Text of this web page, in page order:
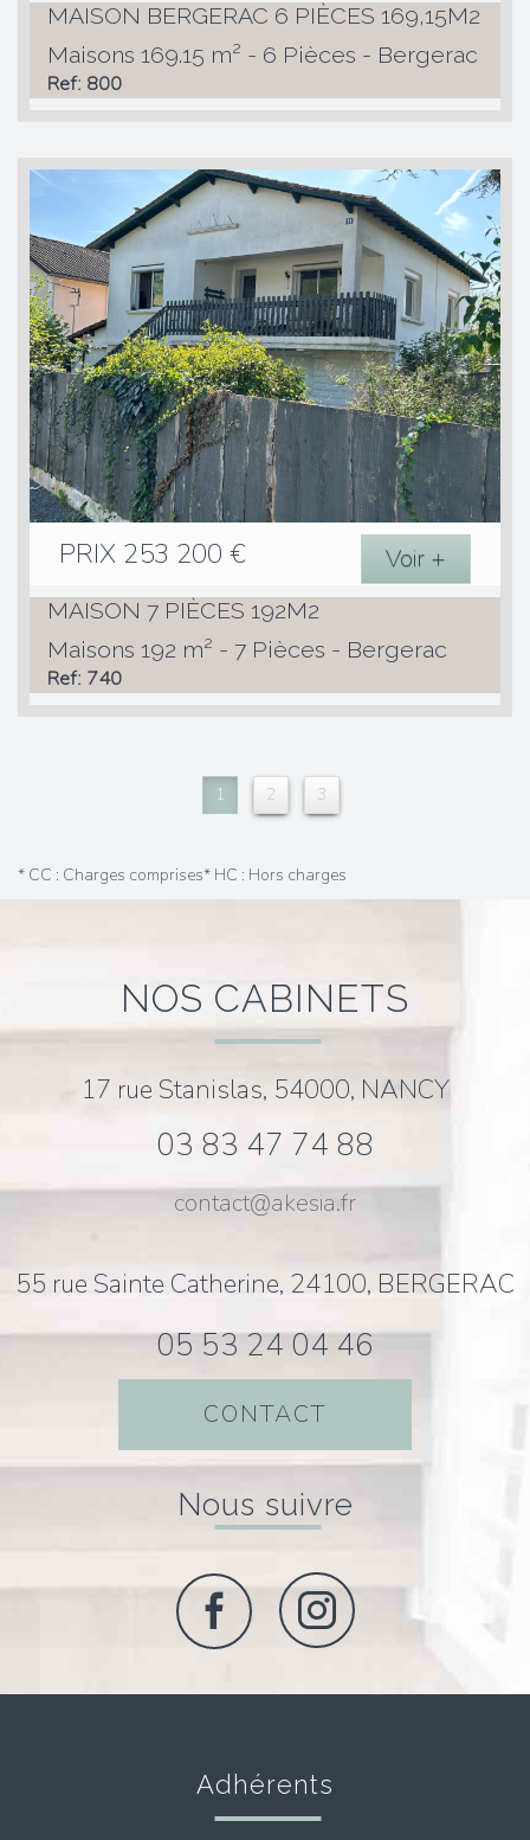
MAISON BERGERAC 6 PIÈCES 169,15M2
Maisons 169.15 m² - 6 Pièces - Bergerac
Ref: 800
PRIX 253 200 € Voir +
MAISON 7 PIÈCES 192M2
Maisons 192 m² - 7 Pièces - Bergerac
Ref: 740
1 2 3
* CC : Charges comprises* HC : Hors charges
NOS CABINETS
17 rue Stanislas, 54000, NANCY
03 83 47 74 88
contact@akesia.fr
55 rue Sainte Catherine, 24100, BERGERAC
05 53 24 04 46
CONTACT
Nous suivre
Adhérents